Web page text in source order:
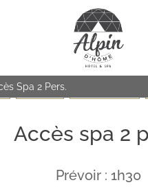
Spa 2 Pers.
LE CORPS
Accès spa 2
Prévoir : 1h30